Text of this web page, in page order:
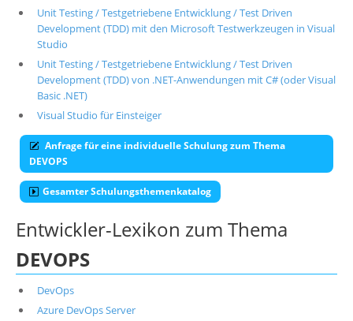
Unit Testing / Testgetriebene Entwicklung / Test Driven
Development (TDD) mit den Microsoft Testwerkzeugen in Visual
Studio
Unit Testing / Testgetriebene Entwicklung / Test Driven
Development (TDD) von .NET-Anwendungen mit C# (oder Visual
Basic .NET)
Visual Studio für Einsteiger
Anfrage für eine individuelle Schulung zum Thema
DEVOPS
Gesamter Schulungsthemenkatalog
Entwickler-Lexikon zum Thema
DEVOPS
DevOps
Azure DevOps Server